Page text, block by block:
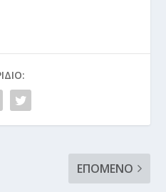
ΕΠΌΜΕΝΟ